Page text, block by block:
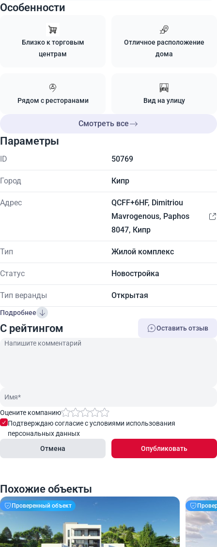
Особенности
Близко к торговым
центрам
Отличное расположение
дома
Рядом с ресторанами Вид на улицу
Смотреть все
Параметры
ID 50769
Город Кипр
Адрес
QCFF+6HF, Dimitriou
Mavrogenous, Paphos
8047, Кипр
Тип Жилой комплекс
Статус Новостройка
Тип веранды Открытая
Подробнее
C рейтингом Оставить отзыв
Оцените компанию
Подтверждаю согласие с условиями использования
персональных данных
Отмена
Опубликовать
Похожие объекты
Проверенный объект